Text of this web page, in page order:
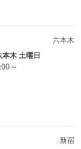
六本木
木 土曜日
～
新宿